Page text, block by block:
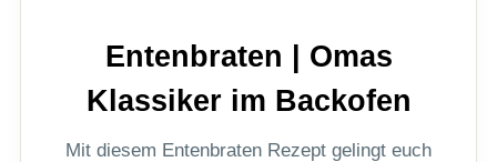
Entenbraten | Omas
Klassiker im Backofen
Mit diesem Entenbraten Rezept gelingt euch